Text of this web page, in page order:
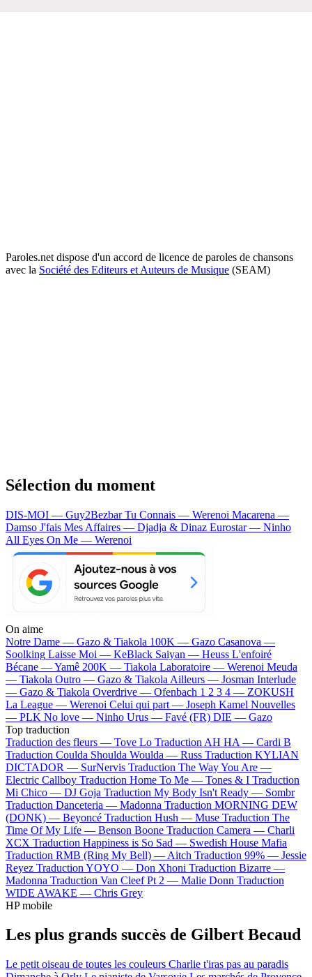
Paroles.net dispose d'un accord de licence de paroles de chansons
avec la Société des Editeurs et Auteurs de Musique (SEAM)
Sélection du moment
DIS-MOI — Guy2BezbarTu Connais — Werenoi Macarena —
Damso J'fais Mes Affaires — Djadja & Dinaz Eurostar — Ninho
All Eyes On Me — Werenoi
On aime
Notre Dame — Gazo & Tiakola 100K — Gazo Casanova —
Soolking Laisse Moi — KeBlack Saiyan — Heuss L'enfoiré
Bécane —Yamê 200K — Tiakola Laboratoire — Werenoi Meuda
— Tiakola Outro — Gazo & Tiakola Ailleurs — Josman Interlude
— Gazo & Tiakola Overdrive — Ofenbach 1 2 3 4 — ZOKUSH
La League — Werenoi Celui qui part — Joseph Kamel Nouvelles
— PLK No love — Ninho Urus — Favé (FR) DIE — Gazo
Top traduction
Traduction des fleurs — Tove Lo Traduction AH HA — Cardi B
Traduction Coulda Shoulda Woulda — Russ Traduction KYLIAN
DICTADOR — SurNervis Traduction The Way You Are —
Electric Callboy Traduction Home To Me — Tones & I Traduction
Mi Chico — DJ Goja Traduction My Body Isn't Ready — Sombr
Traduction Danceteria — Madonna Traduction MORNING DEW
(DONK) — Beyoncé Traduction Hush — Muse Traduction The
Time Of My Life — Benson Boone Traduction Camera — Charli
XCX Traduction Happiness is So Sad — Swedish House Mafia
Traduction RMB (Ring My Bell) — Aitch Traduction 99% — Jessie
Reyez Traduction YOYO — Don Xhoni Traduction Bizarre —
Madonna Traduction Van Cleef Pt 2 — Malie Donn Traduction
WIDE AWAKE — Chris Grey
HP mobile
Les plus grands succès de Gilbert Becaud
Le petit oiseau de toutes les couleurs Charlie t'iras pas au paradis